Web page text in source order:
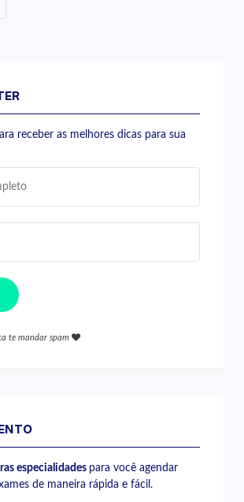
receber as melhores dicas para sua
te mandar spam
especialidades para você agendar
de maneira rápida e fácil.